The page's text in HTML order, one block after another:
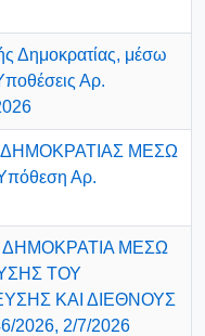
Δημοκρατίας, μέσω
Αρ.
ΔΗΜΟΚΡΑΤΙΑΣ ΜΕΣΩ
Αρ.
ΔΗΜΟΚΡΑΤΙΑ ΜΕΣΩ
ΤΟΥ
ΚΑΙ ΔΙΕΘΝΟΥΣ
2026, 2/7/2026